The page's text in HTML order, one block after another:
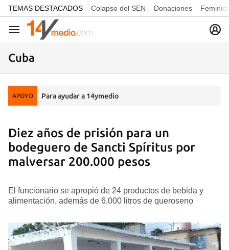
common.go-to-content
TEMAS DESTACADOS Colapso del SEN Donaciones
Navegación
Cuba
APOYO Para ayudar a 14ymedio
Diez años de prisión para un
bodeguero de Sancti Spíritus por
malversar 200.000 pesos
El funcionario se apropió de 24 productos de bebida y
alimentación, además de 6.000 litros de queroseno